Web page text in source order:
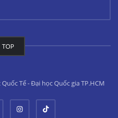
TOP
Tế - Đại học Quốc gia TP.HCM